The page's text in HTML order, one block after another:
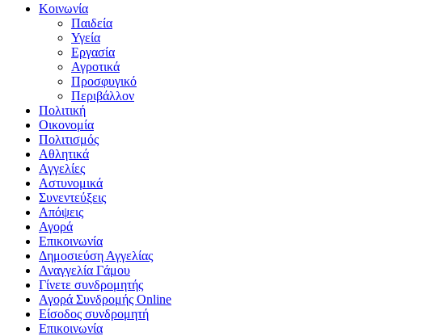
Κοινωνία
Παιδεία
Υγεία
Εργασία
Αγροτικά
Προσφυγικό
Περιβάλλον
Πολιτική
Οικονομία
Πολιτισμός
Αθλητικά
Αγγελίες
Αστυνομικά
Συνεντεύξεις
Απόψεις
Αγορά
Επικοινωνία
Δημοσιεύση Αγγελίας
Αναγγελία Γάμου
Γίνετε συνδρομητής
Αγορά Συνδρομής Online
Είσοδος συνδρομητή
Επικοινωνία